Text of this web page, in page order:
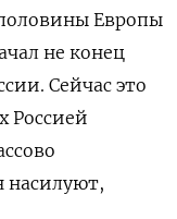
Европы
не конец
Сейчас это
Россией
насилуют,